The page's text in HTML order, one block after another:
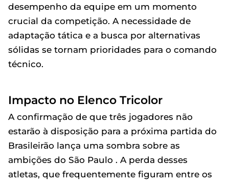
desempenho da equipe em um momento
crucial da competição. A necessidade de
adaptação tática e a busca por alternativas
sólidas se tornam prioridades para o comando
técnico.
Impacto no Elenco Tricolor
A confirmação de que três jogadores não
estarão à disposição para a próxima partida do
Brasileirão lança uma sombra sobre as
ambições do São Paulo . A perda desses
atletas, que frequentemente figuram entre os